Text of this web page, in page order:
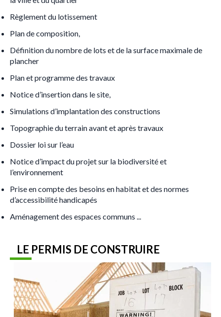
Règlement du lotissement
Plan de composition,
Définition du nombre de lots et de la surface maximale de
plancher
Plan et programme des travaux
Notice d’insertion dans le site,
Simulations d’implantation des constructions
Topographie du terrain avant et après travaux
Dossier loi sur l’eau
Notice d’impact du projet sur la biodiversité et
l’environnement
Prise en compte des besoins en habitat et des normes
d’accessibilité handicapés
Aménagement des espaces communs ...
LE PERMIS DE CONSTRUIRE